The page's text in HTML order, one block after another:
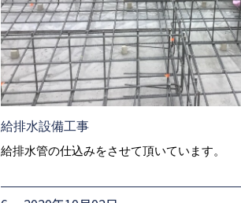
給排水設備工事
給排水管の仕込みをさせて頂いています。